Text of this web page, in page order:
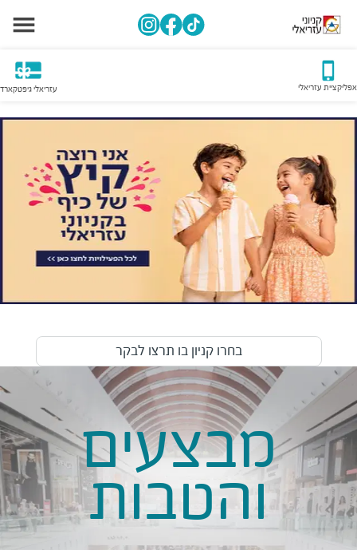
אפליקציית עזריאלי עזריאלי גיפטקארד
בחרו קניון בו תרצו לבקר
מבצעים
והטבות